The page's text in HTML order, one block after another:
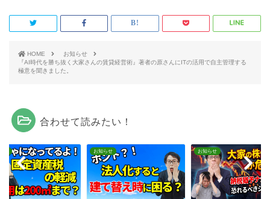
HOME
お知らせ
『AI時代を勝ち抜く大家さんの賃貸経営術』著者の原さんにITの活用で自主管理する
極意を聞きました。
合わせて読みたい！
お知らせ お知らせ